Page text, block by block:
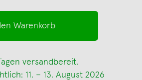
Warenkorb
versandbereit.
11. – 13. August 2026